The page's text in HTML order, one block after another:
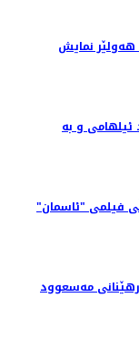
هه‌ولێر نمایش
ئیلهامی و به‌
فیلمی "ئاسمان"
مەسعوود